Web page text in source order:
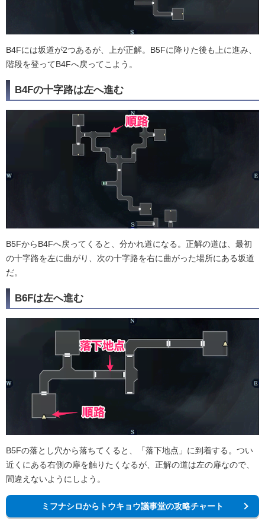
B4Fには坂道が2つあるが、上が正解。B5Fに降りた後も上に進み、
階段を登ってB4Fへ戻ってこよう。
B4Fの十字路は左へ進む
B5FからB4Fへ戻ってくると、分かれ道になる。正解の道は、最初
の十字路を左に曲がり、次の十字路を右に曲がった場所にある坂道
だ。
B6Fは左へ進む
B5Fの落とし穴から落ちてくると、「落下地点」に到着する。つい
近くにある右側の扉を触りたくなるが、正解の道は左の扉なので、
間違えないようにしよう。
ミフナシロからトウキョウ議事堂の攻略チャート